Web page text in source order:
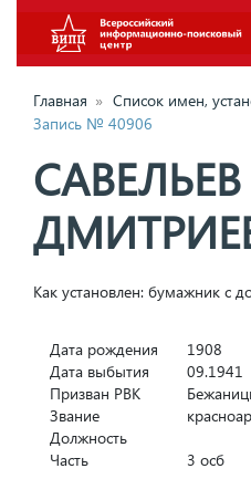
Главная » Список имен,
Запись № 40906
Как установлен: бумажник с
Дата рождения
1908
Дата выбытия
09.1941
Призван РВК
Звание
Должность
Часть
3 осб